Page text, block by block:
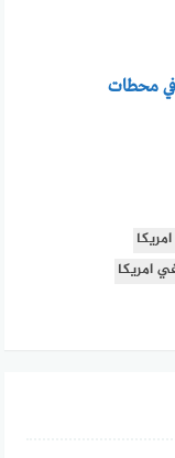
في محطات
امريكا